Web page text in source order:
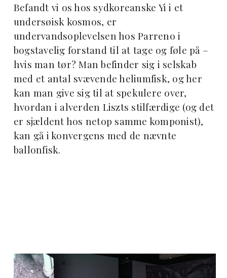
Befandt vi os hos sydkoreanske Yi i et
undersøisk kosmos, er
undervandsoplevelsen hos Parreno i
bogstavelig forstand til at tage og føle på –
hvis man tør? Man befinder sig i selskab
med et antal svævende heliumfisk, og her
kan man give sig til at spekulere over,
hvordan i alverden Liszts stilfærdige (og det
er sjældent hos netop samme komponist),
kan gå i konvergens med de nævnte
ballonfisk.